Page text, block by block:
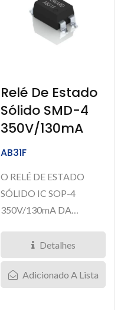
Relé De Estado
Sólido SMD-4
350V/130mA
AB31F
O RELÉ DE ESTADO
SÓLIDO IC SOP-4
350V/130mA DA
características de
tamanho...
Detalhes
Adicionado A Lista